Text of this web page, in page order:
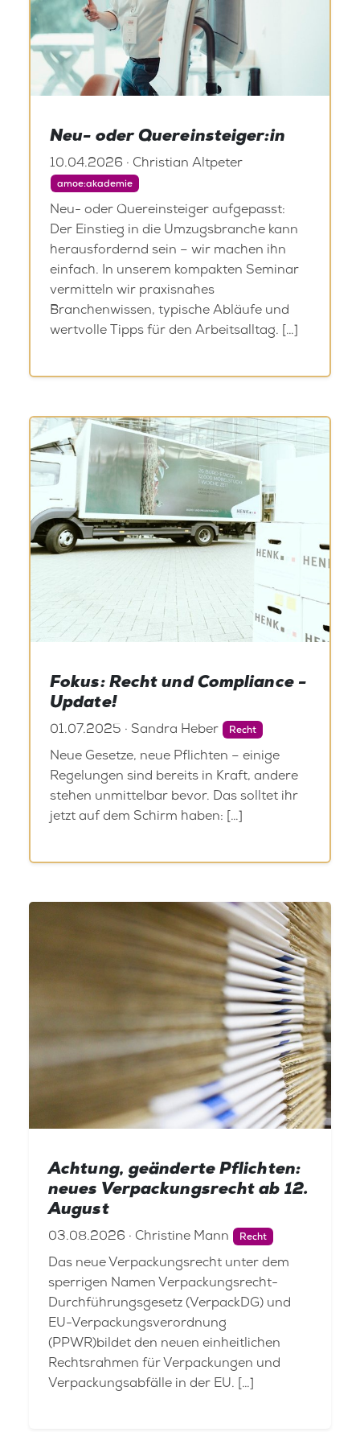
Neu- oder Quereinsteiger:in
10.04.2026 · Christian Altpeter
amoe:akademie
Neu- oder Quereinsteiger aufgepasst:
Der Einstieg in die Umzugsbranche kann
herausfordernd sein – wir machen ihn
einfach. In unserem kompakten Seminar
vermitteln wir praxisnahes
Branchenwissen, typische Abläufe und
wertvolle Tipps für den Arbeitsalltag. […]
Fokus: Recht und Compliance -
Update!
01.07.2025 · Sandra Heber Recht
Neue Gesetze, neue Pflichten – einige
Regelungen sind bereits in Kraft, andere
stehen unmittelbar bevor. Das solltet ihr
jetzt auf dem Schirm haben: […]
Achtung, geänderte Pflichten:
neues Verpackungsrecht ab 12.
August
03.08.2026 · Christine Mann Recht
Das neue Verpackungsrecht unter dem
sperrigen Namen Verpackungsrecht-
Durchführungsgesetz (VerpackDG) und
EU-Verpackungsverordnung
(PPWR)bildet den neuen einheitlichen
Rechtsrahmen für Verpackungen und
Verpackungsabfälle in der EU. […]